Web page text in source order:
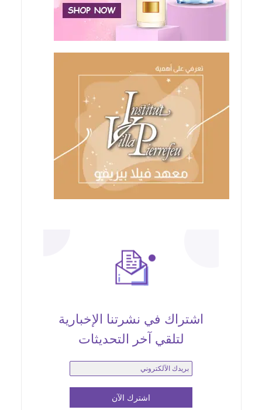
اشتراك في نشرتنا الإخبارية
لتلقي آخر التحديثات